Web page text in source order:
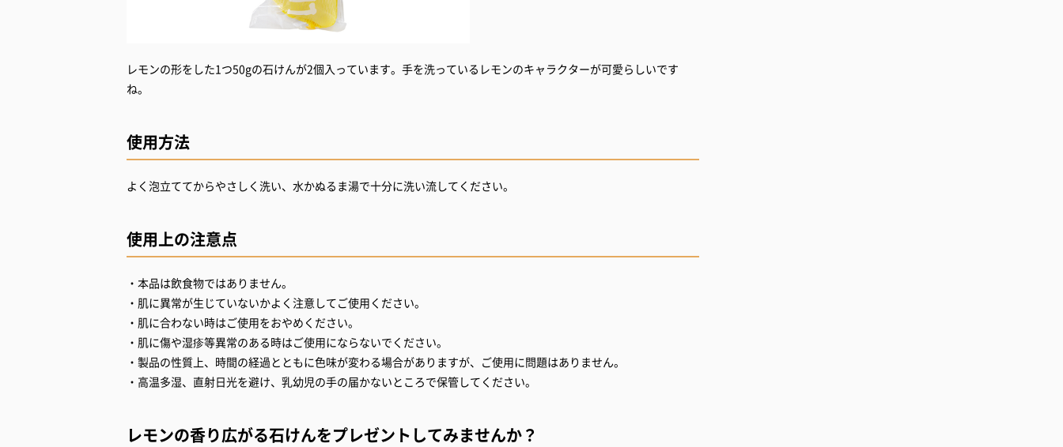
レモンの形をした1つ50gの石けんが2個入っています。手を洗っているレモンのキャラクターが可愛らしいです
ね。
使用方法
よく泡立ててからやさしく洗い、水かぬるま湯で十分に洗い流してください。
使用上の注意点
・本品は飲食物ではありません。
・肌に異常が生じていないかよく注意してご使用ください。
・肌に合わない時はご使用をおやめください。
・肌に傷や湿疹等異常のある時はご使用にならないでください。
・製品の性質上、時間の経過とともに色味が変わる場合がありますが、ご使用に問題はありません。
・高温多湿、直射日光を避け、乳幼児の手の届かないところで保管してください。
レモンの香り広がる石けんをプレゼントしてみませんか？